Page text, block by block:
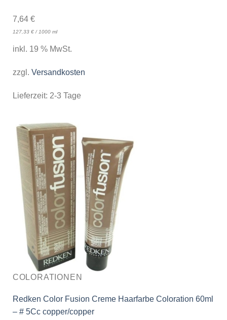
7,64 €
127,33 €/1000 ml
inkl. 19 % MwSt.
zzgl. Versandkosten
Lieferzeit: 2-3 Tage
COLORATIONEN
Redken Color Fusion Creme Haarfarbe Coloration 60ml
– # 5Cc copper/copper